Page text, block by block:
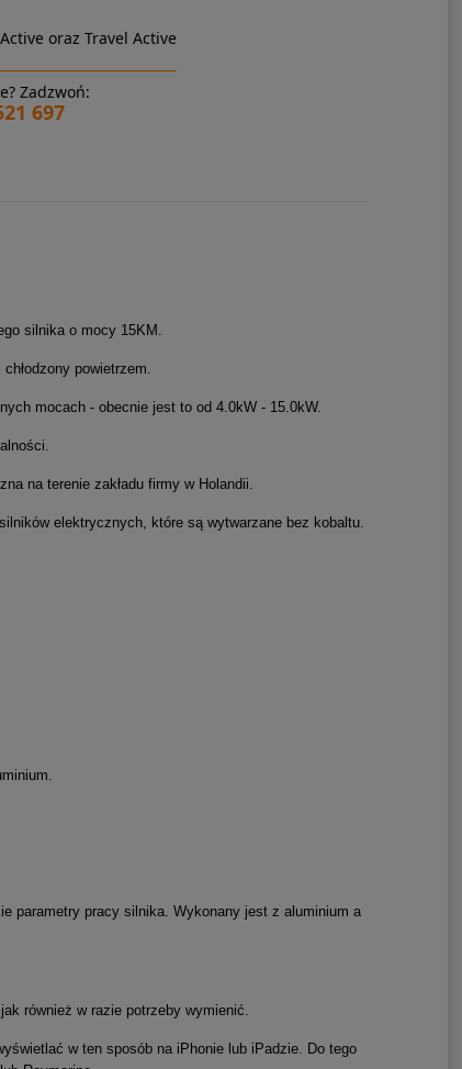
oraz Travel Active
Zadzwoń:
697
silnika o mocy 15KM.
powietrzem.
mocach - obecnie jest to od 4.0kW - 15.0kW.
na terenie zakładu firmy w Holandii.
elektrycznych, które są wytwarzane bez kobaltu.
parametry pracy silnika. Wykonany jest z aluminium a
również w razie potrzeby wymienić.
w ten sposób na iPhonie lub iPadzie. Do tego